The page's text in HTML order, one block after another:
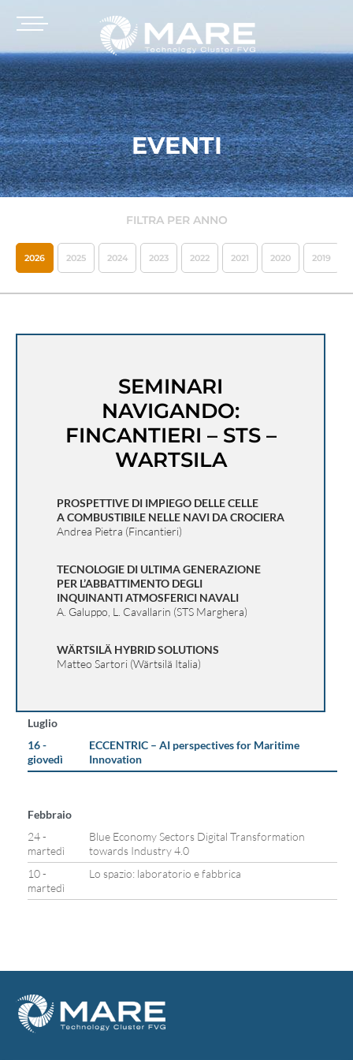
EVENTI
FILTRA PER ANNO
2026 2025 2024 2023 2022 2021 2020 2019
SEMINARI
NAVIGANDO:
FINCANTIERI – STS –
WARTSILA
PROSPETTIVE DI IMPIEGO DELLE CELLE
A COMBUSTIBILE NELLE NAVI DA CROCIERA
Andrea Pietra (Fincantieri)
TECNOLOGIE DI ULTIMA GENERAZIONE
PER L’ABBATTIMENTO DEGLI
INQUINANTI ATMOSFERICI NAVALI
A. Galuppo, L. Cavallarin (STS Marghera)
WÄRTSILÄ HYBRID SOLUTIONS
Matteo Sartori (Wärtsilä Italia)
Luglio
16 -
giovedì
ECCENTRIC – AI perspectives for Maritime
Innovation
Febbraio
24 -
martedì
Blue Economy Sectors Digital Transformation
towards Industry 4.0
10 -
martedì
Lo spazio: laboratorio e fabbrica